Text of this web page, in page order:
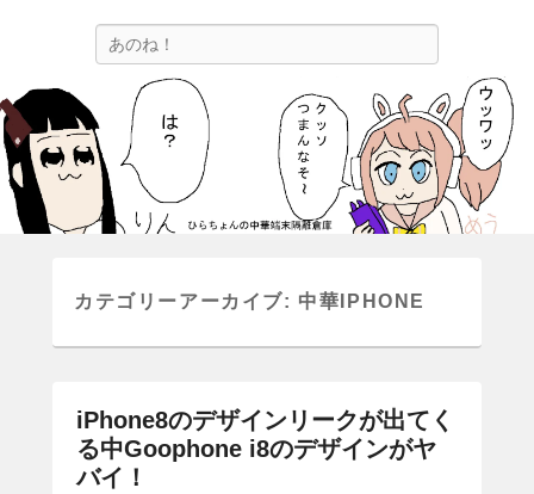
ひらちょんの中華端末隔離倉庫
ほたがページ上部にある検索バーを消してくれたサイトです。
カテゴリーアーカイブ: 中華IPHONE
iPhone8のデザインリークが出てく
る中Goophone i8のデザインがヤ
バイ！